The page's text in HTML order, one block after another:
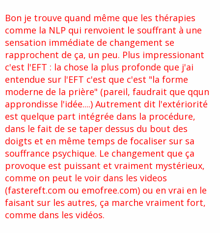
Bon je trouve quand même que les thérapies
comme la NLP qui renvoient le souffrant à une
sensation immédiate de changement se
rapprochent de ça, un peu. Plus impressionant
c'est l'EFT : la chose la plus profonde que j'ai
entendue sur l'EFT c'est que c'est "la forme
moderne de la prière" (pareil, faudrait que qqun
approndisse l'idée....) Autrement dit l'extériorité
est quelque part intégrée dans la procédure,
dans le fait de se taper dessus du bout des
doigts et en même temps de focaliser sur sa
souffrance psychique. Le changement que ça
provoque est puissant et vraiment mystérieux,
comme on peut le voir dans les videos
(fastereft.com ou emofree.com) ou en vrai en le
faisant sur les autres, ça marche vraiment fort,
comme dans les vidéos.